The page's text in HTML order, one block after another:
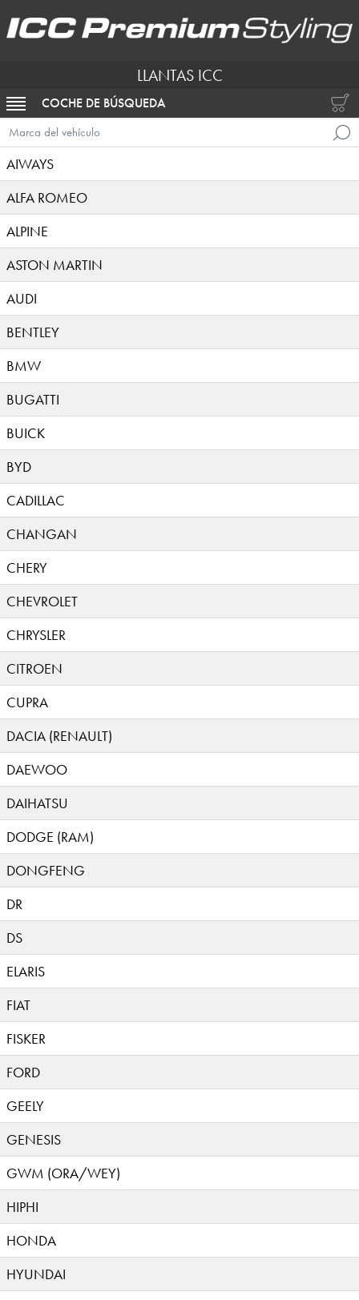
LLANTAS ICC
ACTIVAR NAVEGACIÓN
COCHE DE BÚSQUEDA
Marca del vehículo
AIWAYS
ALFA ROMEO
ALPINE
ASTON MARTIN
AUDI
BENTLEY
BMW
BUGATTI
BUICK
BYD
CADILLAC
CHANGAN
CHERY
CHEVROLET
CHRYSLER
CITROEN
CUPRA
DACIA (RENAULT)
DAEWOO
DAIHATSU
DODGE (RAM)
DONGFENG
DR
DS
ELARIS
FIAT
FISKER
FORD
GEELY
GENESIS
GWM (ORA/WEY)
HIPHI
HONDA
HYUNDAI